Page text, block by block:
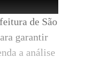
de São
garantir
a análise